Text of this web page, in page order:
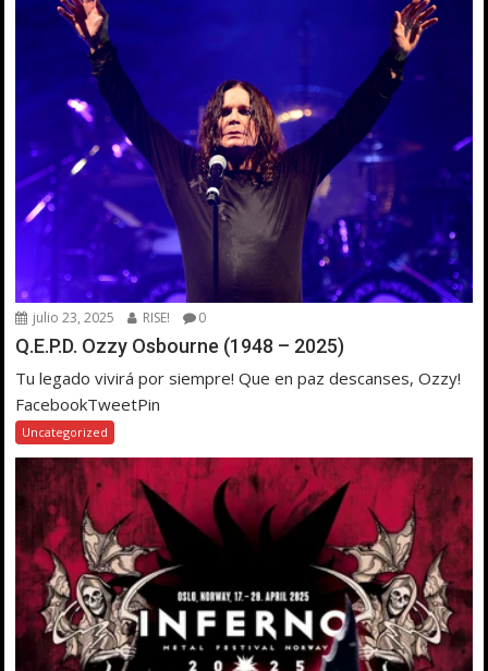
julio 23, 2025 RISE! 0
Q.E.P.D. Ozzy Osbourne (1948 – 2025)
Tu legado vivirá por siempre! Que en paz descanses, Ozzy!
FacebookTweetPin
Uncategorized